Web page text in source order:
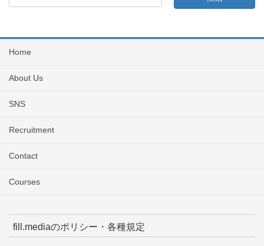
Home
About Us
SNS
Recruitment
Contact
Courses
fill.mediaのポリシー・各種規定